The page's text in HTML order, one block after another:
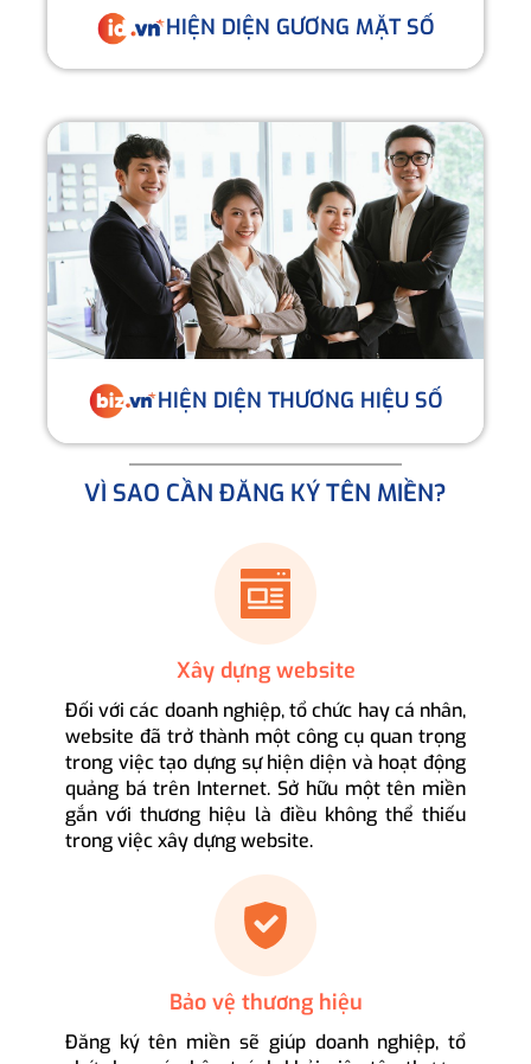
HIỆN DIỆN GƯƠNG MẶT SỐ
HIỆN DIỆN THƯƠNG HIỆU SỐ
VÌ SAO CẦN ĐĂNG KÝ TÊN MIỀN?
Xây dựng website
Đối với các doanh nghiệp, tổ chức hay cá nhân,
website đã trở thành một công cụ quan trọng
trong việc tạo dựng sự hiện diện và hoạt động
quảng bá trên Internet. Sở hữu một tên miền
gắn với thương hiệu là điều không thể thiếu
trong việc xây dựng website.
Bảo vệ thương hiệu
Đăng ký tên miền sẽ giúp doanh nghiệp, tổ